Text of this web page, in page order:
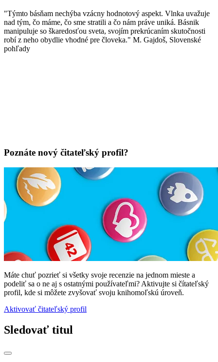
"Týmto básňam nechýba vzácny hodnotový aspekt. Vlnka uvažuje
nad tým, čo máme, čo sme stratili a čo nám práve uniká. Básnik
manipuluje so škaredosťou sveta, svojím prekrúcaním skutočnosti
robí z neho obydlie vhodné pre človeka." M. Gajdoš, Slovenské
pohľady
Poznáte nový čitateľský profil?
Máte chuť pozrieť si všetky svoje recenzie na jednom mieste a
podeliť sa o ne aj s ostatnými používateľmi? Aktivujte si čítateľský
profil, kde si môžete zvyšovať svoju knihomoľskú úroveň.
Aktivovať čitateľský profil
Sledovať titul